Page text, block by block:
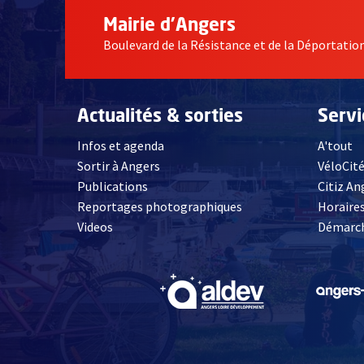
Mairie d'Angers
Boulevard de la Résistance et de la Déportation
Actualités & sorties
Infos et agenda
Sortir à Angers
Publications
Reportages photographiques
Videos, Ouvre une nouvelle fenêtre
A'tout
VéloCité
Citiz
, Ouvre une